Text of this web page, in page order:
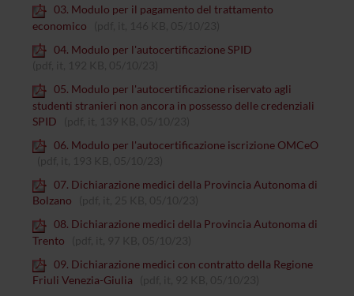
03. Modulo per il pagamento del trattamento
economico
04. Modulo per l'autocertificazione SPID
05. Modulo per l'autocertificazione riservato agli
studenti stranieri non ancora in possesso delle credenziali
SPID
06. Modulo per l'autocertificazione iscrizione OMCeO
07. Dichiarazione medici della Provincia Autonoma di
Bolzano
08. Dichiarazione medici della Provincia Autonoma di
Trento
09. Dichiarazione medici con contratto della Regione
Friuli Venezia-Giulia